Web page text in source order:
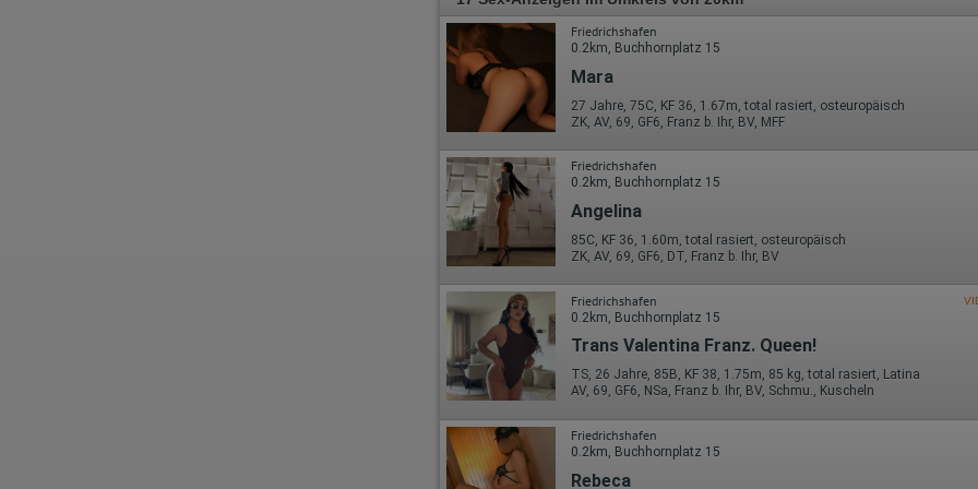
Friedrichshafen
0.2km, Buchhornplatz 15
Mara
27 Jahre, 75C, KF 36, 1.67m, total rasiert, osteuropäisch
ZK, AV, 69, GF6, Franz b. Ihr, BV, MFF
Friedrichshafen
0.2km, Buchhornplatz 15
Angelina
85C, KF 36, 1.60m, total rasiert, osteuropäisch
ZK, AV, 69, GF6, DT, Franz b. Ihr, BV
Friedrichshafen
0.2km, Buchhornplatz 15
Trans Valentina Franz. Queen!
TS, 26 Jahre, 85B, KF 38, 1.75m, 85 kg, total rasiert, Latina
AV, 69, GF6, NSa, Franz b. Ihr, BV, Schmu., Kuscheln
Friedrichshafen
0.2km, Buchhornplatz 15
Rebeca